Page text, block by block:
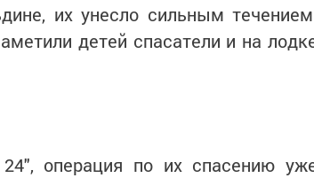
их унесло сильным
детей спасатели и на
операция по их спасению